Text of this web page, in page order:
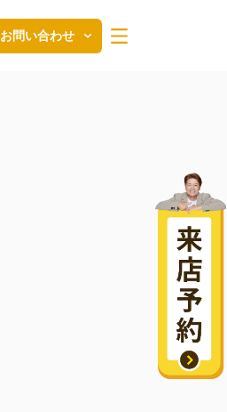
お問い合わせ